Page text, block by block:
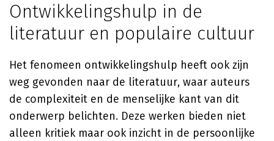
Ontwikkelingshulp in de
literatuur en populaire cultuur
Het fenomeen ontwikkelingshulp heeft ook zijn
weg gevonden naar de literatuur, waar auteurs
de complexiteit en de menselijke kant van dit
onderwerp belichten. Deze werken bieden niet
alleen kritiek maar ook inzicht in de persoonlijke